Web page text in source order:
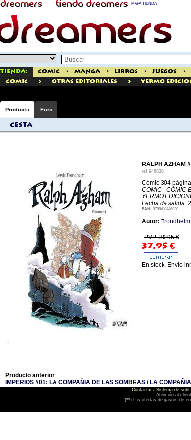
MAPA TIENDA
Tienda: Comic > Manga > Libros > Juegos >
comic
> Otras Editoriales > Yermo
Producto Foro
Cesta
RALPH AZHAM
ref 946838
Cómic 304
CÓMIC - CÓMIC
YERMO
Fecha de salida:
EAN: 9788410446830
Autor:
PVP: 39.95 €
37.95 €
En stock. Envio
Producto anterior
IMPERIOS #01: LA COMPAÑIA DE LAS SOMBRAS / LA
Contactar / Sistema de
Atención al
(**) Las ofertas de gastos de